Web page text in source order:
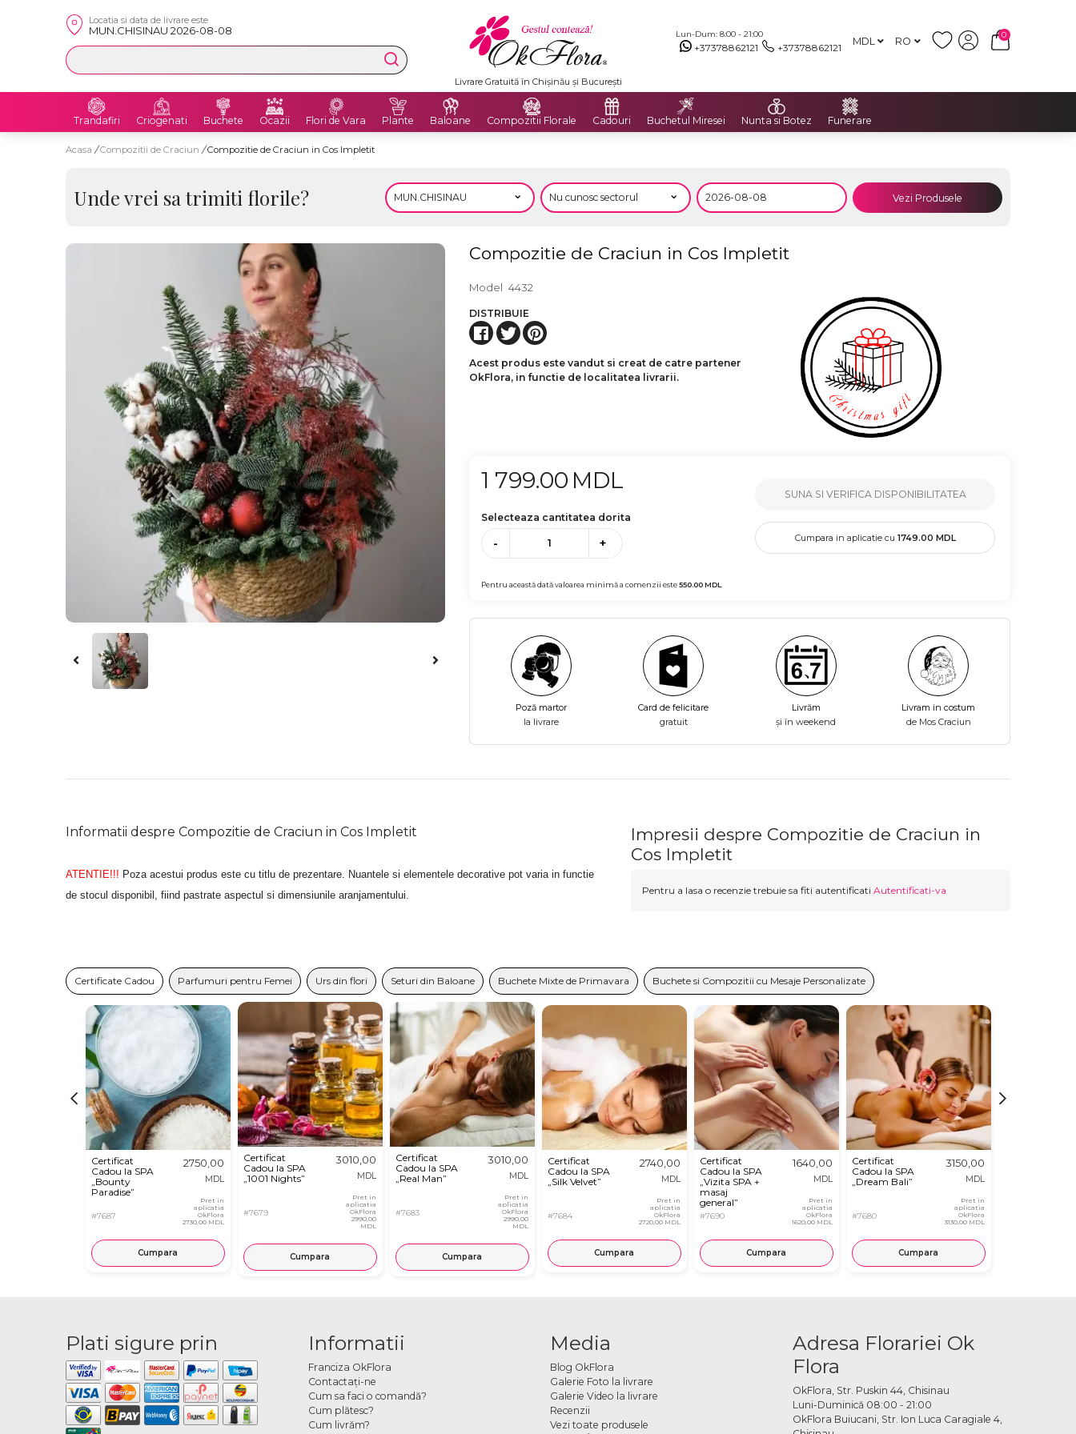
Locatia si data de livrare este
MUN.CHISINAU 2026-08-08 Lun-Dum: 8:00 - 21:00
+37378862121 +37378862121 MDL RO
0
Livrare Gratuită în Chișinău și București
Trandafiri Criogenati Buchete Ocazii Flori de Vara Plante Baloane Compozitii Florale Cadouri Buchetul Miresei Nunta si Botez Funerare
Acasa / Compozitii de Craciun / Compozitie de Craciun in Cos Impletit
Unde vrei sa trimiti florile? Vezi Produsele
Compozitie de Craciun in Cos Impletit
Model 4432
DISTRIBUIE
Acest produs este vandut si creat de catre partener
OkFlora, in functie de localitatea livrarii.
1 799.00 MDL
Selecteaza cantitatea dorita
- +
Pentru această dată valoarea minimă a comenzii este550.00MDL
SUNA SI VERIFICA DISPONIBILITATEA
Cumpara in aplicatie cu 1749.00 MDL
Poză martor
la livrare
Card de felicitare
gratuit
Livrăm
și în weekend
Livram in costum
de Mos Craciun
Informatii despre Compozitie de Craciun in Cos Impletit
ATENTIE!!! Poza acestui produs este cu titlu de prezentare. Nuantele si elementele decorative pot varia in functie
de stocul disponibil, fiind pastrate aspectul si dimensiunile aranjamentului.
Impresii despre Compozitie de Craciun in
Cos Impletit
Pentru a lasa o recenzie trebuie sa fiti autentificati Autentificati-va
Certificate Cadou Parfumuri pentru Femei Urs din flori Seturi din Baloane Buchete Mixte de Primavara Buchete si Compozitii cu Mesaje Personalizate
Certificat
Cadou la SPA
„Bounty
Paradise”
#7687
2750,00
MDL
Pret in
aplicatia
OkFlora
2730,00 MDL
Cumpara
Certificat
Cadou la SPA
„1001 Nights”
#7679
3010,00
MDL
Pret in
aplicatia
OkFlora
2990,00
MDL
Cumpara
Certificat
Cadou la SPA
„Real Man”
#7683
3010,00
MDL
Pret in
aplicatia
OkFlora
2990,00
MDL
Cumpara
Certificat
Cadou la SPA
„Silk Velvet”
#7684
2740,00
MDL
Pret in
aplicatia
OkFlora
2720,00 MDL
Cumpara
Certificat
Cadou la SPA
„Vizita SPA +
masaj
general”
#7690
1640,00
MDL
Pret in
aplicatia
OkFlora
1620,00 MDL
Cumpara
Certificat
Cadou la SPA
„Dream Bali”
#7680
3150,00
MDL
Pret in
aplicatia
OkFlora
3130,00 MDL
Cumpara
Plati sigure prin Informatii
Franciza OkFlora
Contactaţi-ne
Cum sa faci o comandă?
Cum plătesc?
Cum livrăm?
Media
Blog OkFlora
Galerie Foto la livrare
Galerie Video la livrare
Recenzii
Vezi toate produsele
Adresa Florariei Ok
Flora
OkFlora, Str. Puskin 44, Chisinau
Luni-Duminică 08:00 - 21:00
OkFlora Buiucani, Str. Ion Luca Caragiale 4,